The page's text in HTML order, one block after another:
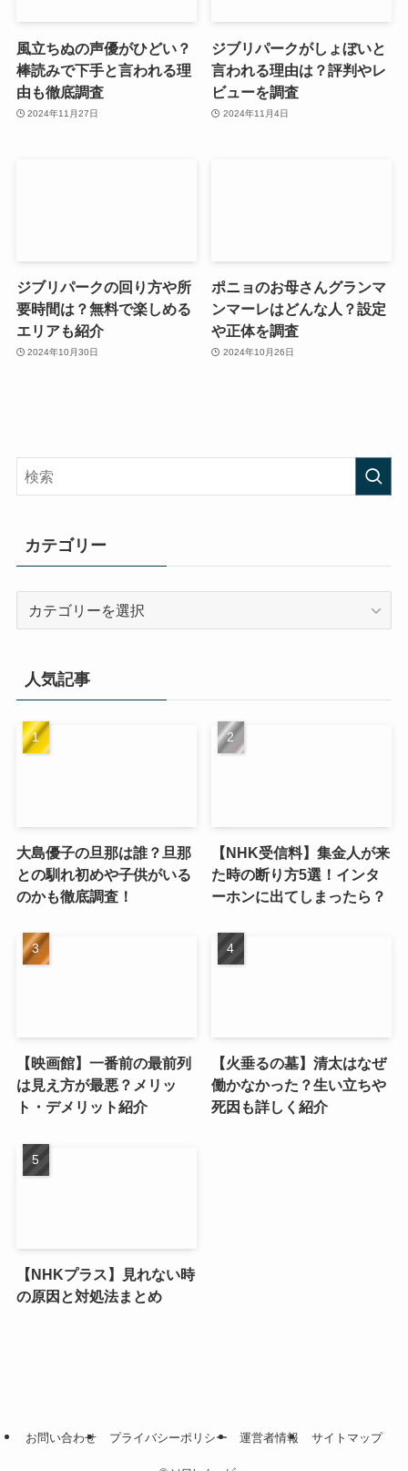
風立ちぬの声優がひどい？
棒読みで下手と言われる理
由も徹底調査
2024年11月27日
ジブリパークがしょぼいと
言われる理由は？評判やレ
ビューを調査
2024年11月4日
ジブリパークの回り方や所
要時間は？無料で楽しめる
エリアも紹介
2024年10月30日
ポニョのお母さんグランマ
ンマーレはどんな人？設定
や正体を調査
2024年10月26日
カテゴリー
ー
人気記事
大島優子の旦那は誰？旦那
との馴れ初めや子供がいる
のかも徹底調査！
【NHK受信料】集金人が来
た時の断り方5選！インタ
ーホンに出てしまったら？
【映画館】一番前の最前列
は見え方が最悪？メリッ
ト・デメリット紹介
【火垂るの墓】清太はなぜ
働かなかった？生い立ちや
死因も詳しく紹介
【NHKプラス】見れない時
の原因と対処法まとめ
お問い合わせ プライバシーポリシー 運営者情報 サイトマップ